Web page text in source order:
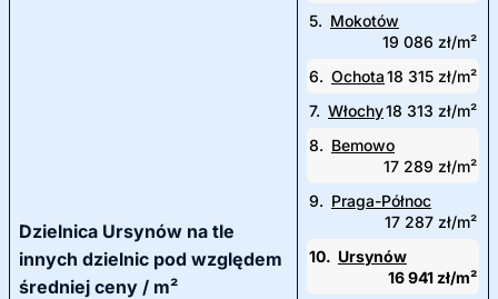
Dzielnica Ursynów na tle
innych dzielnic pod względem
średniej ceny / m²
5. Mokotów
19 086 zł/m²
6. Ochota18 315 zł/m²
7. Włochy18 313 zł/m²
8. Bemowo
17 289 zł/m²
9. Praga-Północ
17 287 zł/m²
10. Ursynów
16 941 zł/m²